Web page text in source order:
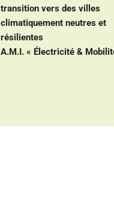
transition vers des villes
climatiquement neutres et
résilientes
A.M.I. « Électricité &